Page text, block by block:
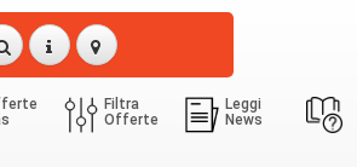
Filtra
Offerte
Leggi
News